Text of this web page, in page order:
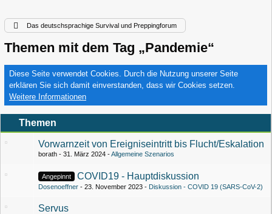
Das deutschsprachige Survival und Preppingforum
Themen mit dem Tag „Pandemie“
Diese Seite verwendet Cookies. Durch die Nutzung unserer Seite
erklären Sie sich damit einverstanden, dass wir Cookies setzen.
Weitere Informationen
Themen
Vorwarnzeit von Ereigniseintritt bis Flucht/Eskalation
borath 31. März 2024 Allgemeine Szenarios
Angepinnt COVID19 - Hauptdiskussion
Dosenoeffner 23. November 2023 Diskussion - COVID 19 (SARS-CoV-2)
Servus